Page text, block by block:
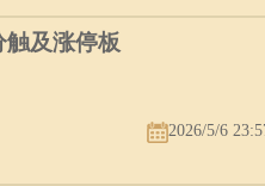
触及涨停板
2026/5/6